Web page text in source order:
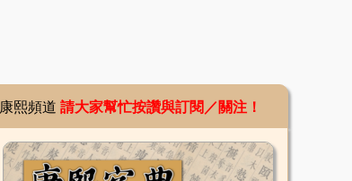
康熙頻道 請大家幫忙按讚與訂閱／關注！